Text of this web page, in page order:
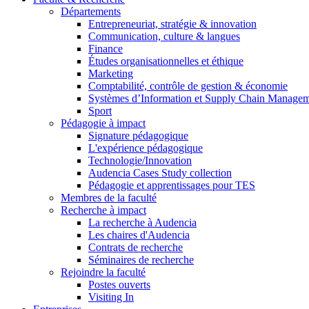
Départements
Entrepreneuriat, stratégie & innovation
Communication, culture & langues
Finance
Études organisationnelles et éthique
Marketing
Comptabilité, contrôle de gestion & économie
Systèmes d’Information et Supply Chain
Sport
Pédagogie à impact
Signature pédagogique
L'expérience pédagogique
Technologie/Innovation
Audencia Cases Study collection
Pédagogie et apprentissages pour TES
Membres de la faculté
Recherche à impact
La recherche à Audencia
Les chaires d'Audencia
Contrats de recherche
Séminaires de recherche
Rejoindre la faculté
Postes ouverts
Visiting In